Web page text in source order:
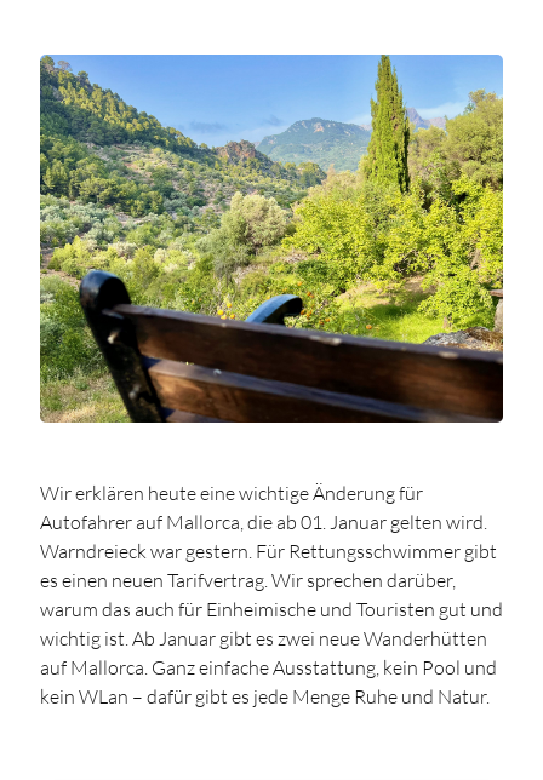
Wir erklären heute eine wichtige Änderung für
Autofahrer auf Mallorca, die ab 01. Januar gelten wird.
Warndreieck war gestern. Für Rettungsschwimmer gibt
es einen neuen Tarifvertrag. Wir sprechen darüber,
warum das auch für Einheimische und Touristen gut und
wichtig ist. Ab Januar gibt es zwei neue Wanderhütten
auf Mallorca. Ganz einfache Ausstattung, kein Pool und
kein WLan – dafür gibt es jede Menge Ruhe und Natur.